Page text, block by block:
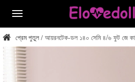
মেনু
প্রেম পুতুল / আয়রনটেক-ডল ১৪০ সেমি ৪/৬ ফুট জে
থেকে সরাসরি